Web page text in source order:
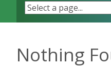
Nothing